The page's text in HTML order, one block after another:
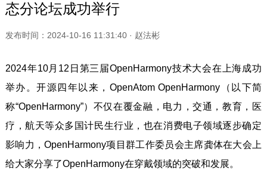
态分论坛成功举行
发布时间：2024-10-16 11:31:40 · 赵法彬
2024年10月12日第三届OpenHarmony技术大会在上海成功
举办。开源四年以来，OpenAtom OpenHarmony（以下简
称“OpenHarmony”）不仅在覆金融，电力，交通，教育，医
疗，航天等众多国计民生行业，也在消费电子领域逐步确定
影响力，OpenHarmony项目群工作委员会主席龚体在大会上
给大家分享了OpenHarmony在穿戴领域的突破和发展。